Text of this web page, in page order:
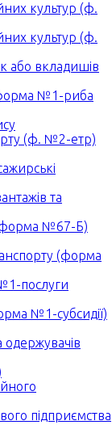
культур (ф.
культур (ф.
або вкладишів
№1-риба
(ф. №2-етр)
та
(форма №67-Б)
(форма
послуги
№1-субсидії)
підприємства